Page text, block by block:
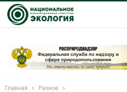
Главная Разное